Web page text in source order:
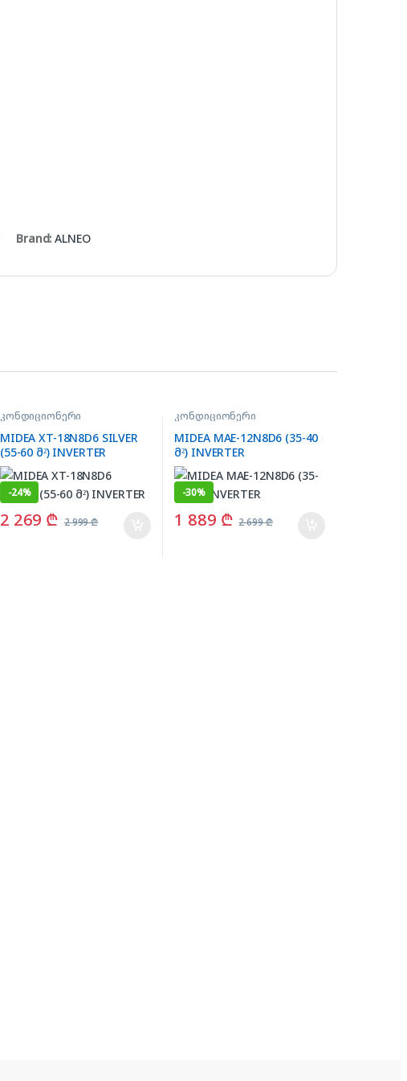
Brand:ALNEO
კონდიციონერი
MIDEA XT-18N8D6 SILVER
(55-60 მ²) INVERTER
-24%
2 269 ₾ 2 999₾
კონდიციონერი
MIDEA MAE-12N8D6 (35-40
მ²) INVERTER
-30%
1 889 ₾ 2 699₾